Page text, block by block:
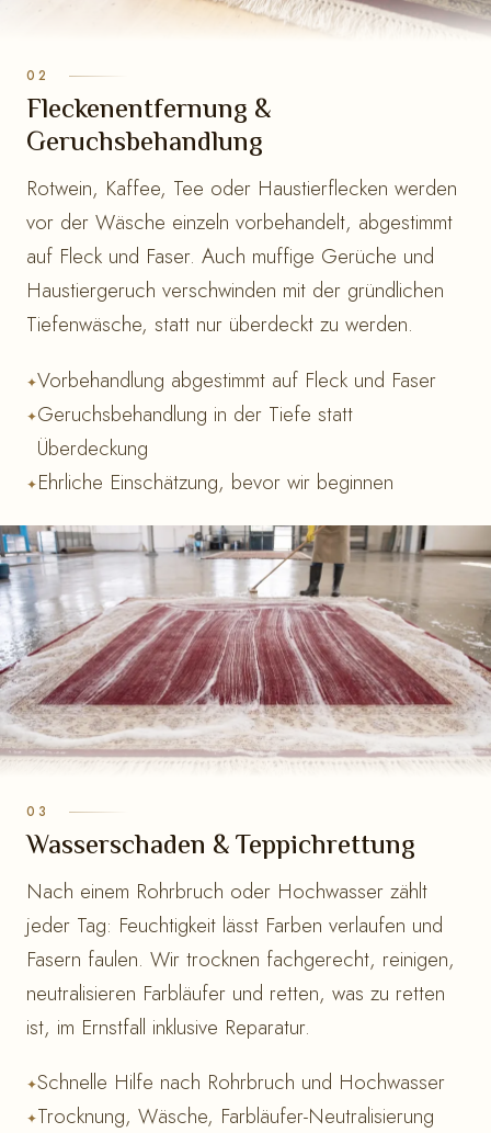
Fleckenentfernung &
Geruchsbehandlung
Rotwein, Kaffee, Tee oder Haustierflecken werden
vor der Wäsche einzeln vorbehandelt, abgestimmt
auf Fleck und Faser. Auch muffige Gerüche und
Haustiergeruch verschwinden mit der gründlichen
Tiefenwäsche, statt nur überdeckt zu werden.
Vorbehandlung abgestimmt auf Fleck und Faser
Geruchsbehandlung in der Tiefe statt
Überdeckung
Ehrliche Einschätzung, bevor wir beginnen
Wasserschaden & Teppichrettung
Nach einem Rohrbruch oder Hochwasser zählt
jeder Tag: Feuchtigkeit lässt Farben verlaufen und
Fasern faulen. Wir trocknen fachgerecht, reinigen,
neutralisieren Farbläufer und retten, was zu retten
ist, im Ernstfall inklusive Reparatur.
Schnelle Hilfe nach Rohrbruch und Hochwasser
Trocknung, Wäsche, Farbläufer-Neutralisierung